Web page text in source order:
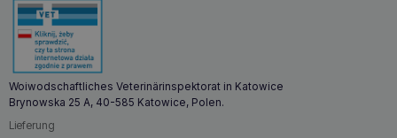
Woiwodschaftliches Veterinärinspektorat in Katowice
Brynowska 25 A, 40-585 Katowice, Polen.
Lieferung